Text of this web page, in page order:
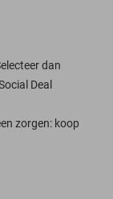
dan
Deal
zorgen: koop